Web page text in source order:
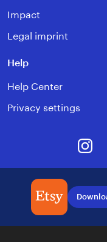
Impact
Legal imprint
Help
Help Center
Privacy settings